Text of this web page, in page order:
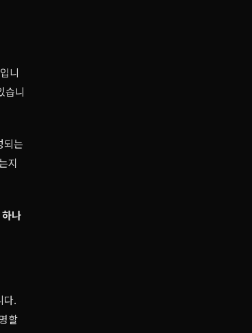
니
습니
되는
지
나
다.
할